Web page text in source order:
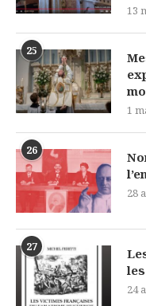
13
25
1
26
28
27
24